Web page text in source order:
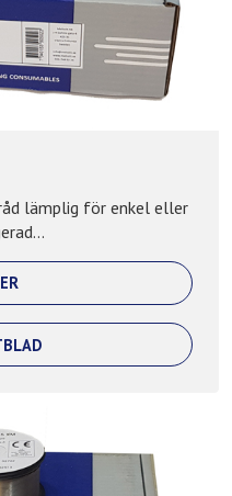
lämplig för enkel eller